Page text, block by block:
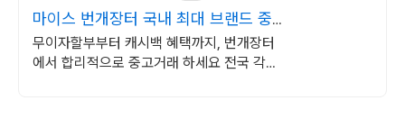
마이스 번개장터 국내 최대 브랜드 중
고거래
무이자할부부터 캐시백 혜택까지, 번개장터
에서 합리적으로 중고거래 하세요 전국 각지